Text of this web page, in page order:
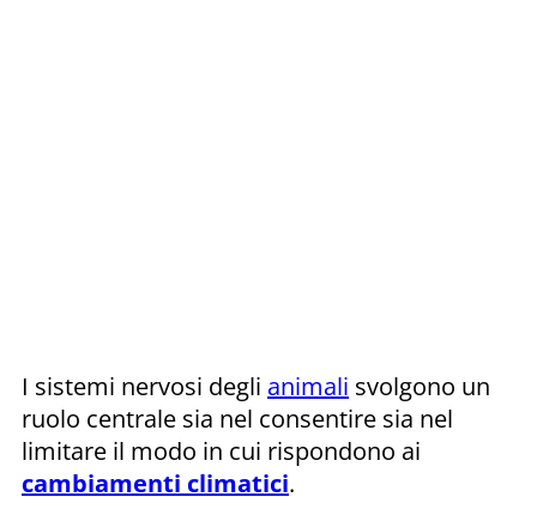
I sistemi nervosi degli animali svolgono un
ruolo centrale sia nel consentire sia nel
limitare il modo in cui rispondono ai
cambiamenti climatici.